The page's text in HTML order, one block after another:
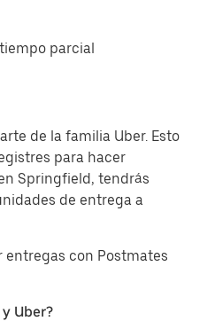
parcial
de la familia Uber. Esto
para hacer
Springfield, tendrás
de entrega a
entregas con Postmates
Uber?